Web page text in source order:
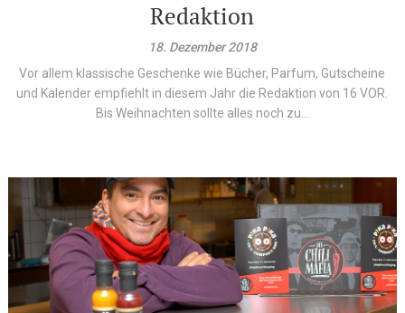
Redaktion
18. Dezember 2018
Vor allem klassische Geschenke wie Bücher, Parfum, Gutscheine
und Kalender empfiehlt in diesem Jahr die Redaktion von 16 VOR.
Bis Weihnachten sollte alles noch zu...